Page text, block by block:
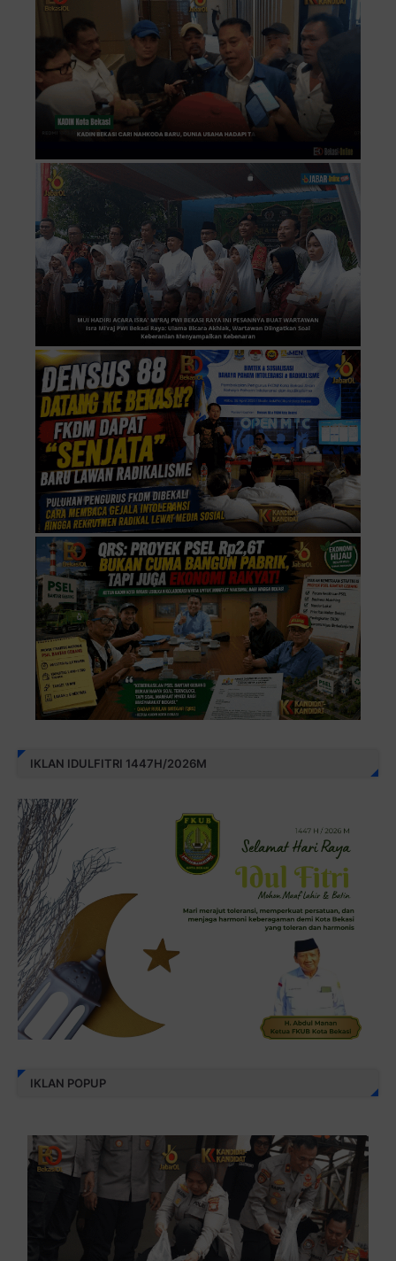
IKLAN IDULFITRI 1447H/2026M
IKLAN POPUP